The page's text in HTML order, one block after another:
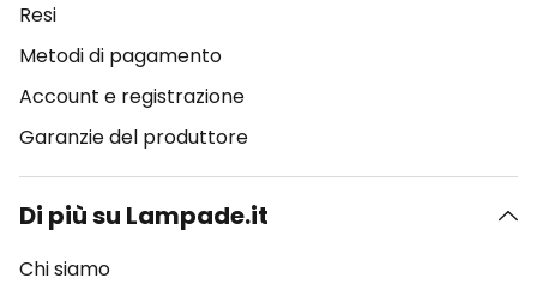
Resi
Metodi di pagamento
Account e registrazione
Garanzie del produttore
Di più su Lampade.it
Chi siamo